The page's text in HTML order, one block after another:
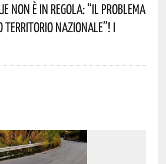
Non È In Regola: “il Problema
Territorio Nazionale”! I